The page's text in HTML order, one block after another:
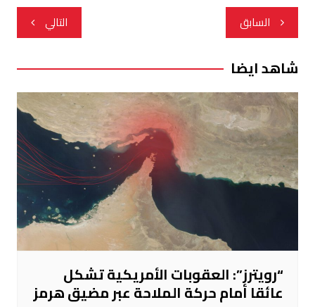
تصفّح
المقالات
السابق التالي
شاهد ايضا
“رويترز”: العقوبات الأمريكية تشكل
عائقا أمام حركة الملاحة عبر مضيق هرمز